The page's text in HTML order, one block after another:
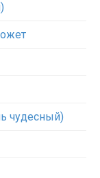
чудесный)